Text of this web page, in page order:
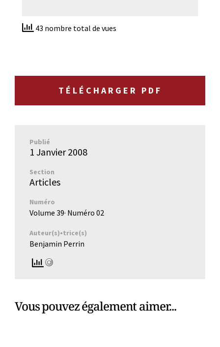
43 nombre total de vues
TÉLÉCHARGER PDF
Publié
1 Janvier 2008
Section
Articles
Numéro
Volume 39· Numéro 02
Auteur(s)•trice(s)
Benjamin Perrin
Vous pouvez également aimer...